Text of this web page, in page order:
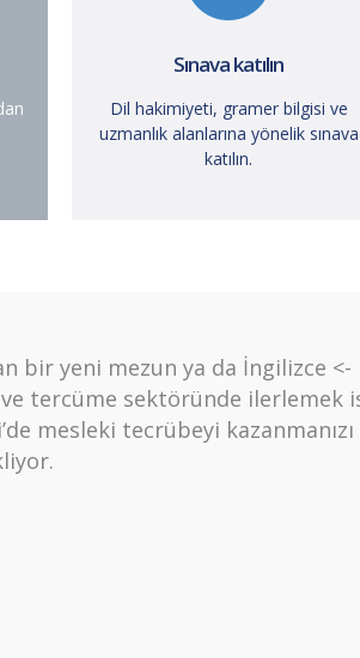
Sınava katılın
Dil hakimiyeti, gramer bilgisi ve
uzmanlık alanlarına yönelik sınava
katılın.
bir yeni mezun ya da İngilizce <-
tercüme sektöründe ilerlemek
mesleki tecrübeyi kazanmanızı